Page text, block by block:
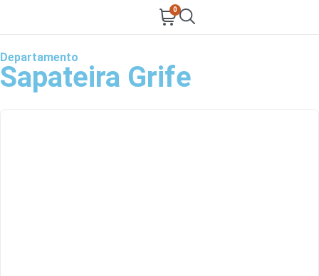
0
Departamento
Sapateira Grife